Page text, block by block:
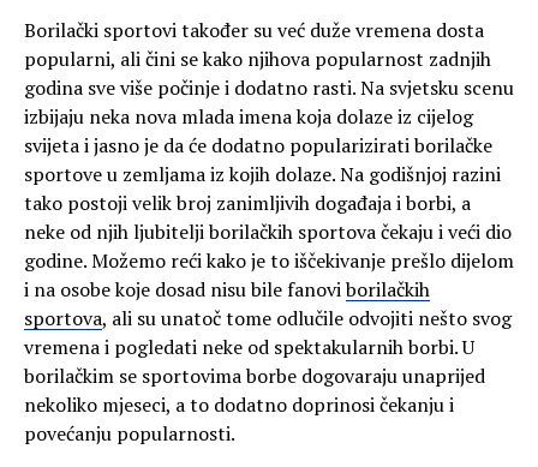
Borilački sportovi također su već duže vremena dosta
popularni, ali čini se kako njihova popularnost zadnjih
godina sve više počinje i dodatno rasti. Na svjetsku scenu
izbijaju neka nova mlada imena koja dolaze iz cijelog
svijeta i jasno je da će dodatno popularizirati borilačke
sportove u zemljama iz kojih dolaze. Na godišnjoj razini
tako postoji velik broj zanimljivih događaja i borbi, a
neke od njih ljubitelji borilačkih sportova čekaju i veći dio
godine. Možemo reći kako je to iščekivanje prešlo dijelom
i na osobe koje dosad nisu bile fanoviborilačkih
sportova, ali su unatoč tome odlučile odvojiti nešto svog
vremena i pogledati neke od spektakularnih borbi. U
borilačkim se sportovima borbe dogovaraju unaprijed
nekoliko mjeseci, a to dodatno doprinosi čekanju i
povećanju popularnosti.